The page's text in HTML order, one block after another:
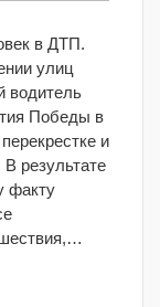
в ДТП.
улиц
водитель
Победы в
и
результате
факту